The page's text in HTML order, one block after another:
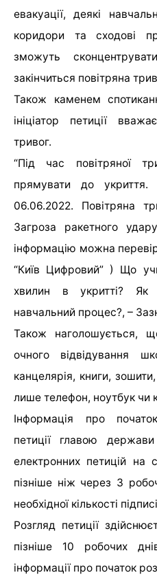
евакуації, деякі
коридори та сходові
зможуть
закінчиться повітряна
Також каменем
ініціатор петиції
тривог.
“Під час повітряної
прямувати до укриття.
06.06.2022. Повітряна
Загроза ракетного
інформацію можна
“Київ Цифровий” ) Що
хвилин в укритті?
навчальний процес?, –
Також наголошується,
очного відвідування
канцелярія, книги,
лише телефон, ноутбук чи
Інформація про
петиції главою
електронних петицій на
пізніше ніж через 3
необхідної кількості
Розгляд петиції
пізніше 10 робочих
інформації про початок